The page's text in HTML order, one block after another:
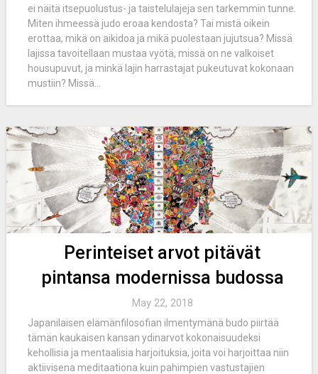
ei näitä itsepuolustus- ja taistelulajeja sen tarkemmin tunne.
Miten ihmeessä judo eroaa kendosta? Tai mistä oikein
erottaa, mikä on aikidoa ja mikä puolestaan jujutsua? Missä
lajissa tavoitellaan mustaa vyötä, missä on ne valkoiset
housupuvut, ja minkä lajin harrastajat pukeutuvat kokonaan
mustiin? Missä...
Perinteiset arvot pitävät
pintansa modernissa budossa
May 22, 2018
Japanilaisen elämänfilosofian ilmentymänä budo piirtää
tämän kaukaisen kansan ydinarvot kokonaisuudeksi
kehollisia ja mentaalisia harjoituksia, joita voi harjoittaa niin
aktiivisena meditaationa kuin pahimpien vastustajien